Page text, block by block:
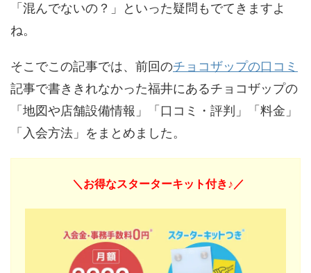
「混んでないの？」といった疑問もでてきますよ
ね。
そこでこの記事では、前回のチョコザップの口コミ
記事で書ききれなかった福井にあるチョコザップの
「地図や店舗設備情報」「口コミ・評判」「料金」
「入会方法」をまとめました。
＼お得なスターターキット付き♪／